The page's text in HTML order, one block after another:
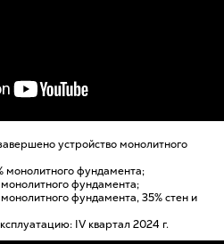
устройство монолитного
монолитного фундамента;
фундамента;
фундамента, 35% стен и
IV квартал 2024 г.